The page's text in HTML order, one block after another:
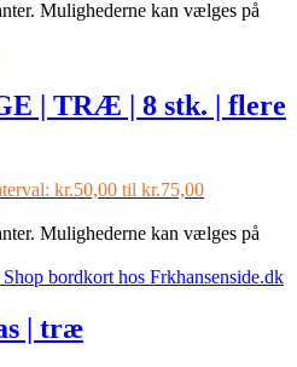
Mulighederne kan vælges på
| TRÆ | 8 stk. | flere
kr.50,00 til kr.75,00
Mulighederne kan vælges på
| træ